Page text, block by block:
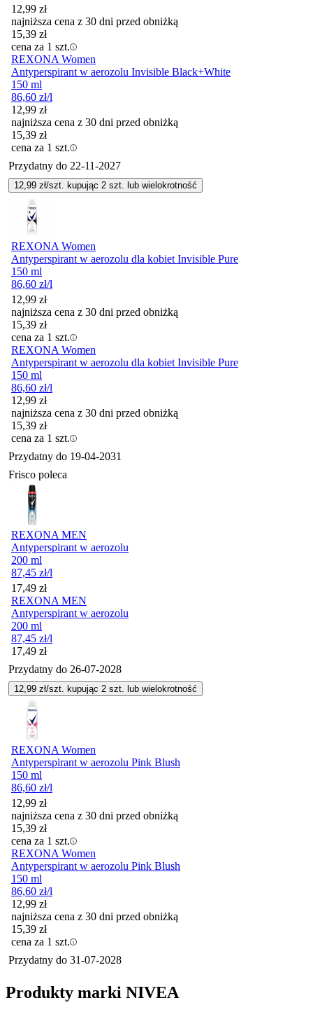
12,99 zł
najniższa cena z 30 dni przed obniżką
15,39 zł
cena za 1 szt.
REXONA Women
Antyperspirant w aerozolu Invisible Black+White
150 ml
86,60 zł/l
12,99 zł
najniższa cena z 30 dni przed obniżką
15,39 zł
cena za 1 szt.
Przydatny do 22-11-2027
12,99 zł/szt. kupując 2 szt. lub wielokrotność
REXONA Women
Antyperspirant w aerozolu dla kobiet Invisible Pure
150 ml
86,60 zł/l
12,99 zł
najniższa cena z 30 dni przed obniżką
15,39 zł
cena za 1 szt.
REXONA Women
Antyperspirant w aerozolu dla kobiet Invisible Pure
150 ml
86,60 zł/l
12,99 zł
najniższa cena z 30 dni przed obniżką
15,39 zł
cena za 1 szt.
Przydatny do 19-04-2031
Frisco poleca
REXONA MEN
Antyperspirant w aerozolu
200 ml
87,45 zł/l
Cena
17,49 zł
REXONA MEN
Antyperspirant w aerozolu
200 ml
87,45 zł/l
Cena
17,49 zł
Przydatny do 26-07-2028
12,99 zł/szt. kupując 2 szt. lub wielokrotność
REXONA Women
Antyperspirant w aerozolu Pink Blush
150 ml
86,60 zł/l
12,99 zł
najniższa cena z 30 dni przed obniżką
15,39 zł
cena za 1 szt.
REXONA Women
Antyperspirant w aerozolu Pink Blush
150 ml
86,60 zł/l
12,99 zł
najniższa cena z 30 dni przed obniżką
15,39 zł
cena za 1 szt.
Przydatny do 31-07-2028
Produkty marki NIVEA